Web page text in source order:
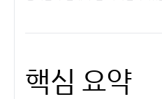
핵심 요약